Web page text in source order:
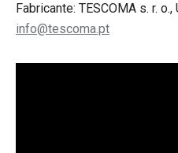
Fabricante: TESCOMA s. r.
info@tescoma.pt